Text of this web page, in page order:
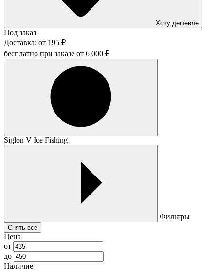
Хочу дешевле
Под заказ
Доставка: от 195 ₽
бесплатно при заказе от 6 000 ₽
Siglon V Ice Fishing
Фильтры
Снять все
Цена
от
до
Наличие